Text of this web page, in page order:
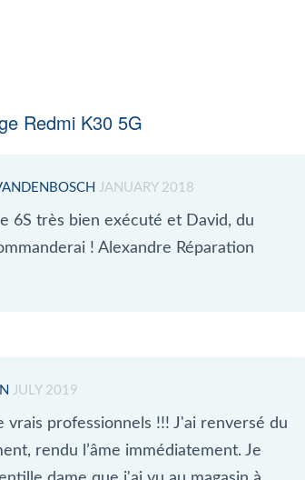
Redmi K30 5G
JANUARY 2018
6S très bien exécuté et David, du
! Alexandre Réparation
JULY 2019
vrais professionnels !!! J'ai renversé du
rendu l’âme immédiatement. Je